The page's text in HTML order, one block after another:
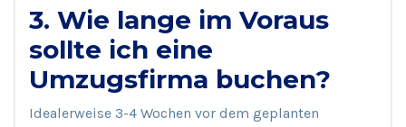
3. Wie lange im Voraus
sollte ich eine
Umzugsfirma buchen?
Idealerweise 3-4 Wochen vor dem geplanten